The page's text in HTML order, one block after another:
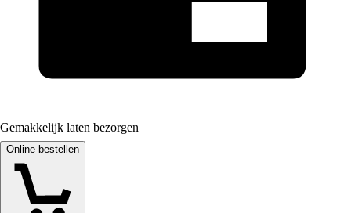
Gemakkelijk laten bezorgen
Online bestellen